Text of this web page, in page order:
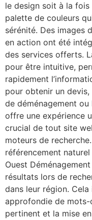
le design soit à la
palette de couleurs
sérénité. Des images
en action ont été
des services offerts.
pour être intuitive,
rapidement
pour obtenir un
de déménagement
offre une expérience
crucial de tout site
moteurs de
référencement
Ouest
résultats lors de
dans leur région.
approfondie de mots-
pertinent et la mise